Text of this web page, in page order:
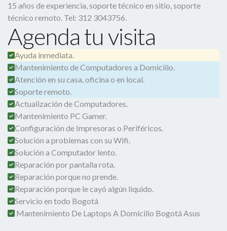
15 años de experiencia, soporte técnico en sitio, soporte
técnico remoto. Tel: 312 3043756.
Agenda tu visita
Ayuda inmediata.
Mantenimiento de Computadores a Domicilio.
Atención en su casa, oficina o en local.
Soporte remoto.
Actualización de Computadores.
Mantenimiento PC Gamer.
Configuración de Impresoras o Periféricos.
Solución a problemas con su Wifi.
Solución a Computador lento.
Reparación por pantalla rota.
Reparación porque no prende.
Reparación porque le cayó algún liquido.
Servicio en todo Bogotá
Mantenimiento De Laptops A Domicilio Bogotá Asus